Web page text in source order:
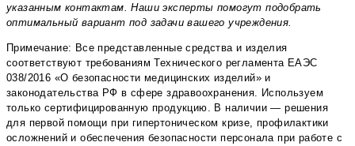
указанным контактам. Наши эксперты помогут подобрать
оптимальный вариант под задачи вашего учреждения.
Примечание: Все представленные средства и изделия
соответствуют требованиям Технического регламента ЕАЭС
038/2016 «О безопасности медицинских изделий» и
законодательства РФ в сфере здравоохранения. Используем
только сертифицированную продукцию. В наличии — решения
для первой помощи при гипертоническом кризе, профилактики
осложнений и обеспечения безопасности персонала при работе с